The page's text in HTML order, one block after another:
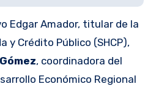
Edgar Amador, titular de la
y Crédito Público (SHCP),
, coordinadora del
Económico Regional